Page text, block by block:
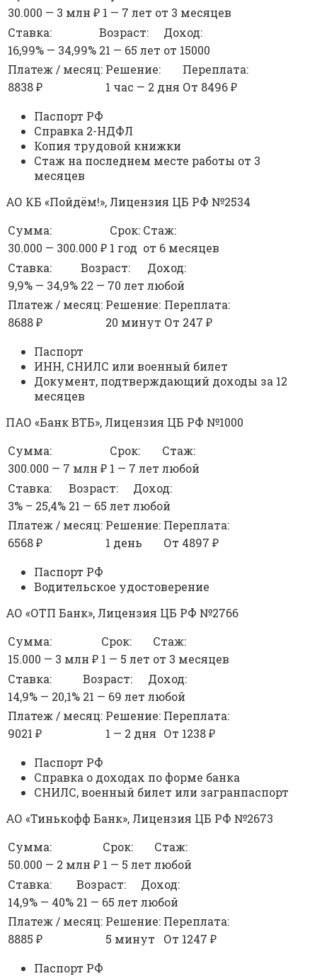
30.000 — 3 млн ₽ 1 — 7 лет от 3 месяцев
Ставка:
Возраст:
Доход:
16,99% — 34,99% 21 — 65 лет от 15000
Платеж / месяц: Решение:
Переплата:
8838 ₽
1 час — 2 дня От 8496 ₽
Паспорт РФ
Справка 2-НДФЛ
Копия трудовой книжки
Стаж на последнем месте работы от 3
месяцев
АО КБ «Пойдём!», Лицензия ЦБ РФ №2534
Сумма:
Срок: Стаж:
30.000 — 300.000 ₽ 1 год от 6 месяцев
Ставка:
Возраст:
Доход:
9,9% — 34,9% 22 — 70 лет любой
Платеж / месяц: Решение: Переплата:
8688 ₽
20 минут От 247 ₽
Паспорт
ИНН, СНИЛС или военный билет
Документ, подтверждающий доходы за 12
месяцев
ПАО «Банк ВТБ», Лицензия ЦБ РФ №1000
Сумма:
Срок:
Стаж:
300.000 — 7 млн ₽ 1 — 7 лет любой
Ставка:
Возраст:
Доход:
3% – 25,4% 21 — 65 лет любой
Платеж / месяц: Решение: Переплата:
6568 ₽
1 день
От 4897 ₽
Паспорт РФ
Водительское удостоверение
АО «ОТП Банк», Лицензия ЦБ РФ №2766
Сумма:
Срок:
Стаж:
15.000 — 3 млн ₽ 1 — 5 лет от 3 месяцев
Ставка:
Возраст:
Доход:
14,9% — 20,1% 21 — 69 лет любой
Платеж / месяц: Решение: Переплата:
9021 ₽
1 — 2 дня От 1238 ₽
Паспорт РФ
Справка о доходах по форме банка
СНИЛС, военный билет или загранпаспорт
АО «Тинькофф Банк», Лицензия ЦБ РФ №2673
Сумма:
Срок:
Стаж:
50.000 — 2 млн ₽ 1 — 5 лет любой
Ставка:
Возраст:
Доход:
14,9% — 40% 21 — 65 лет любой
Платеж / месяц: Решение: Переплата:
8885 ₽
5 минут
От 1247 ₽
Паспорт РФ